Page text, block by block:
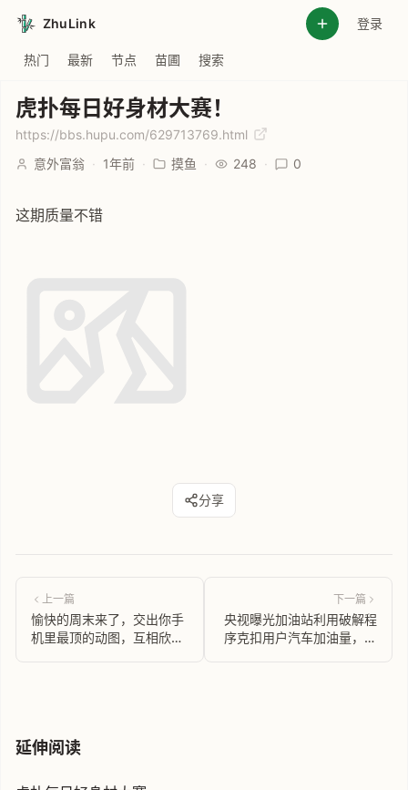
ZhuLink 登录
热门 最新 节点 苗圃 搜索
虎扑每日好身材大赛！
https://bbs.hupu.com/629713769.html
意外富翁 · 1年前 · 摸鱼 · 248 · 0
这期质量不错
分享
上一篇
愉快的周末来了，交出你手
机里最顶的动图，互相欣
下一篇
央视曝光加油站利用破解程
序克扣用户汽车加油量，屏
延伸阅读